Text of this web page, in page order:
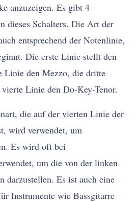
anzuzeigen. Es gibt 4
dieses Schalters. Die Art der
entsprechend der Notenlinie,
Die erste Linie stellt den
Linie den Mezzo, die dritte
Linie den Do-Key-Tenor.
die auf der vierten Linie der
wird verwendet, um
Es wird oft bei
um die von der linken
darzustellen. Es ist auch eine
Instrumente wie Bassgitarre